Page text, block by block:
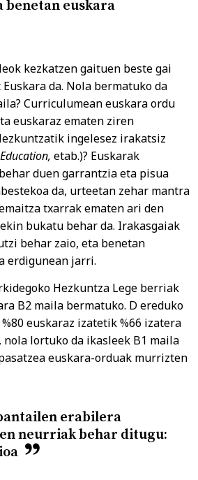
benetan euskara
kezkatzen gaituen beste gai
da. Nola bermatuko da
Curriculumean euskara ordu
euskaraz ematen ziren
ingelesez irakatsiz
etab.)? Euskarak
duen garrantzia eta pisua
da, urteetan zehar mantra
txarrak ematen ari den
bukatu behar da. Irakasgaiak
behar zaio, eta benetan
erdigunean jarri.
Hezkuntza Lege berriak
B2 maila bermatuko. D ereduko
euskaraz izatetik %66 izatera
nola lortuko da ikasleek B1 maila
euskara-orduak murrizten
erabilera
neurriak behar ditugu: